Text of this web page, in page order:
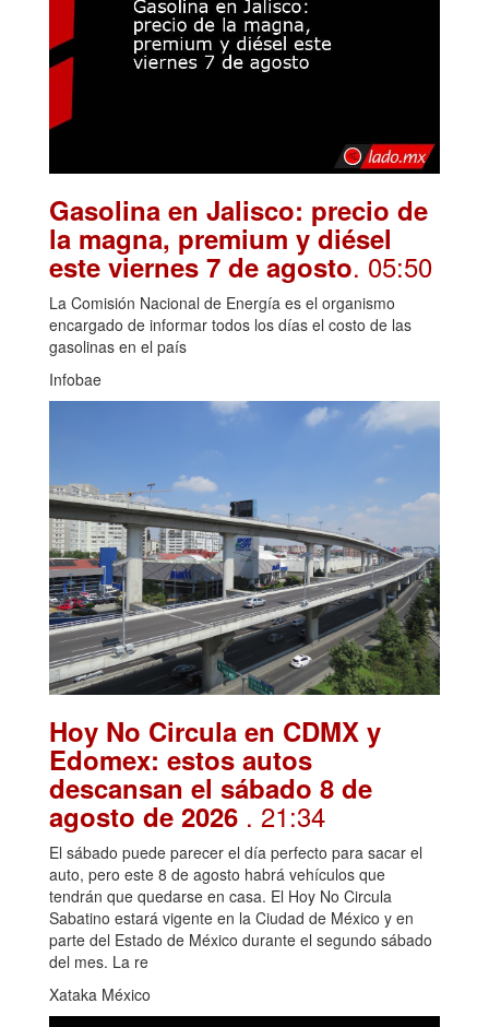
Gasolina en Jalisco: precio de
la magna, premium y diésel
este viernes 7 de agosto. 05:50
La Comisión Nacional de Energía es el organismo
encargado de informar todos los días el costo de las
gasolinas en el país
Infobae
Hoy No Circula en CDMX y
Edomex: estos autos
descansan el sábado 8 de
agosto de 2026 . 21:34
El sábado puede parecer el día perfecto para sacar el
auto, pero este 8 de agosto habrá vehículos que
tendrán que quedarse en casa. El Hoy No Circula
Sabatino estará vigente en la Ciudad de México y en
parte del Estado de México durante el segundo sábado
del mes. La re
Xataka México